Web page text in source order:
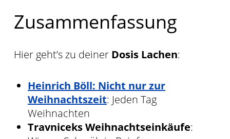
Zusammenfassung
Hier geht’s zu deiner Dosis Lachen:
Heinrich Böll: Nicht nur zur
Weihnachtszeit: Jeden Tag
Weihnachten
Travniceks Weihnachtseinkäufe: